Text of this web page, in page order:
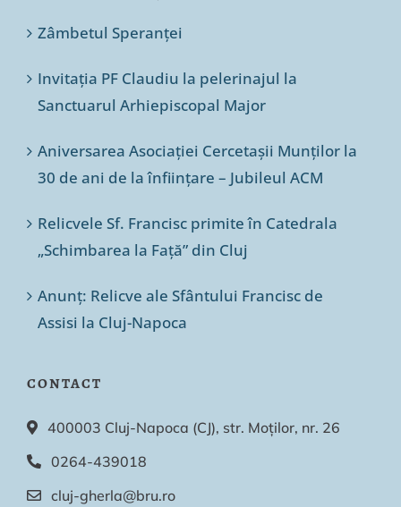
Zâmbetul Speranței
Invitația PF Claudiu la pelerinajul la
Sanctuarul Arhiepiscopal Major
Aniversarea Asociației Cercetașii Munților la
30 de ani de la înființare – Jubileul ACM
Relicvele Sf. Francisc primite în Catedrala
„Schimbarea la Față” din Cluj
Anunț: Relicve ale Sfântului Francisc de
Assisi la Cluj-Napoca
CONTACT
400003 Cluj-Napoca (CJ), str. Moților, nr. 26
0264-439018
cluj-gherla@bru.ro